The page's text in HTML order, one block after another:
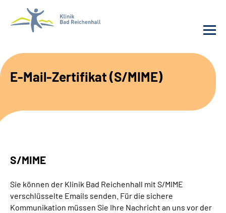
Suche
E-Mail-Zertifikat (S/MIME)
S/MIME
Sie können der Klinik Bad Reichenhall mit S/MIME
verschlüsselte Emails senden. Für die sichere
Kommunikation müssen Sie Ihre Nachricht an uns vor der